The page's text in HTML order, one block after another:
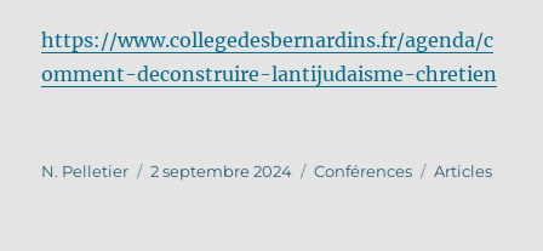
https://www.collegedesbernardins.fr/agenda/c
omment-deconstruire-lantijudaisme-chretien
Auteur
N. Pelletier
Publié
2 septembre 2024 Catégories
Conférences Étiquettes
Articles